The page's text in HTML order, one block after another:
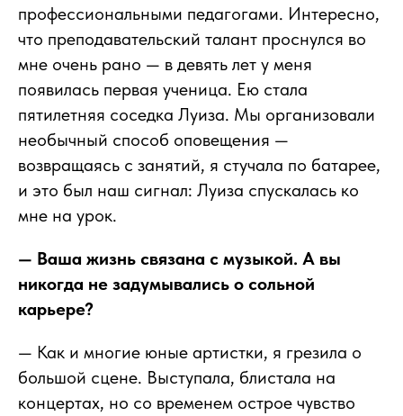
профессиональными педагогами. Интересно,
что преподавательский талант проснулся во
мне очень рано — в девять лет у меня
появилась первая ученица. Ею стала
пятилетняя соседка Луиза. Мы организовали
необычный способ оповещения —
возвращаясь с занятий, я стучала по батарее,
и это был наш сигнал: Луиза спускалась ко
мне на урок.
— Ваша жизнь связана с музыкой. А вы
никогда не задумывались о сольной
карьере?
— Как и многие юные артистки, я грезила о
большой сцене. Выступала, блистала на
концертах, но со временем острое чувство